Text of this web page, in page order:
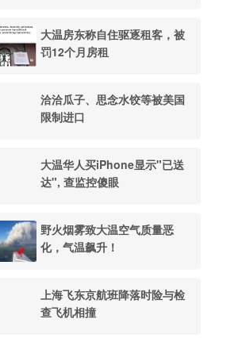
大温房东称自住驱逐租客，被
罚12个月房租
洽洽瓜子、思念水饺等被美国
限制进口
大温华人买iPhone显示"已送
达", 查监控傻眼
野火烟雾致大温空气质量恶
化，气温飙升！
上海飞东京航班降落时险与检
查飞机相撞